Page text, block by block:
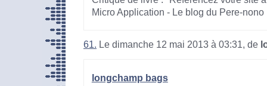
Micro Application - Le blog du Pere-nono
61. Le dimanche 12 mai 2013 à 03:31, de
longchamp bags